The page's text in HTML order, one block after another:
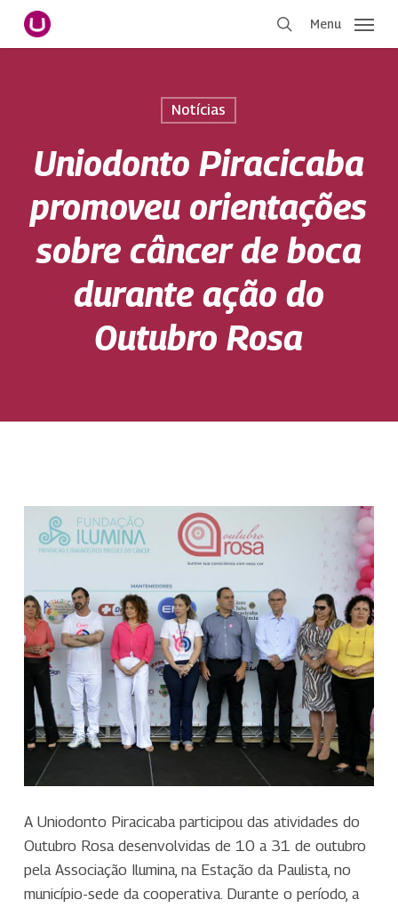
Pular
para
Menu
Notícias
Uniodonto Piracicaba
promoveu orientações
sobre câncer de boca
durante ação do
Outubro Rosa
A Uniodonto Piracicaba participou das atividades do
Outubro Rosa desenvolvidas de 10 a 31 de outubro
pela Associação Ilumina, na Estação da Paulista, no
município-sede da cooperativa. Durante o período, a